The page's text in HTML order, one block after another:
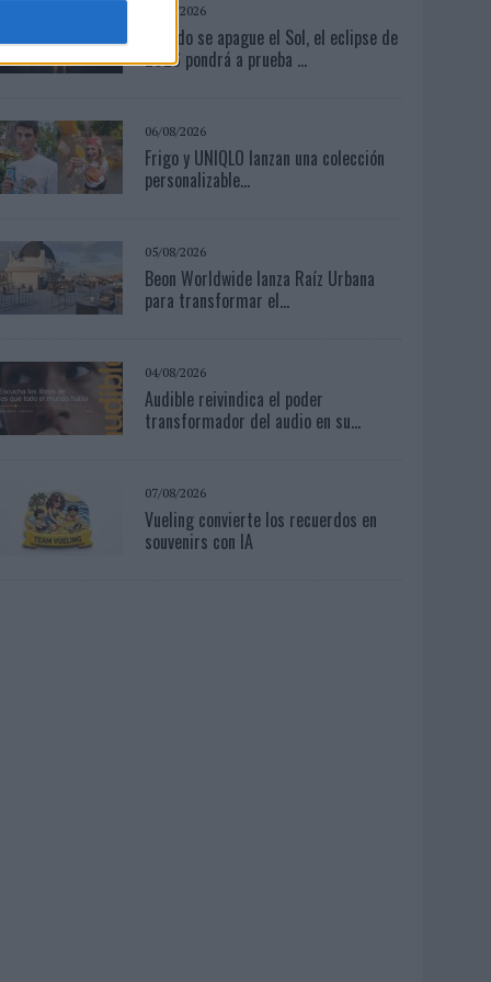
07/08/2026
Cuando se apague el Sol, el eclipse de
2026 pondrá a prueba ...
06/08/2026
Frigo y UNIQLO lanzan una colección
personalizable...
05/08/2026
Beon Worldwide lanza Raíz Urbana
para transformar el...
04/08/2026
Audible reivindica el poder
transformador del audio en su...
07/08/2026
Vueling convierte los recuerdos en
souvenirs con IA